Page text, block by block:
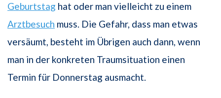
Geburtstag hat oder man vielleicht zu einem
Arztbesuch muss. Die Gefahr, dass man etwas
versäumt, besteht im Übrigen auch dann, wenn
man in der konkreten Traumsituation einen
Termin für Donnerstag ausmacht.